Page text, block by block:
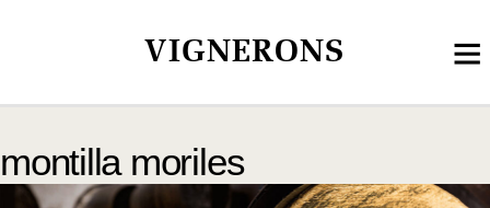
VIGNERONS
montilla moriles